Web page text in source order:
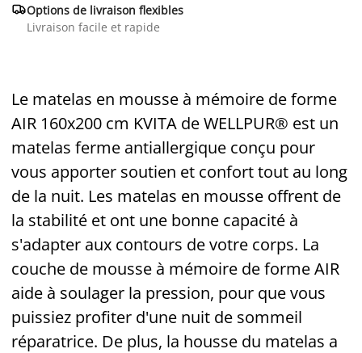
Options de livraison flexibles
Livraison facile et rapide
Le matelas en mousse à mémoire de forme
AIR 160x200 cm KVITA de WELLPUR® est un
matelas ferme antiallergique conçu pour
vous apporter soutien et confort tout au long
de la nuit. Les matelas en mousse offrent de
la stabilité et ont une bonne capacité à
s'adapter aux contours de votre corps. La
couche de mousse à mémoire de forme AIR
aide à soulager la pression, pour que vous
puissiez profiter d'une nuit de sommeil
réparatrice. De plus, la housse du matelas a